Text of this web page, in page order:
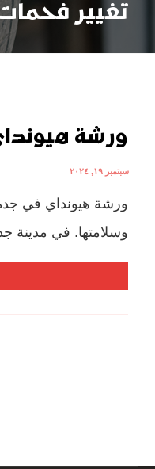
تغيير
ورشة
سبتمبر ١٩, ٢٠٢٤
ورشة هيونداي في
وسلامتها. في مدينة